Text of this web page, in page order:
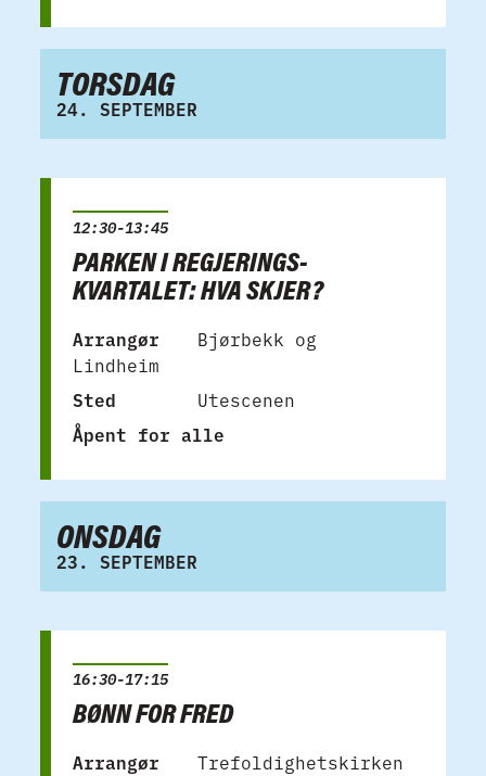
TORSDAG
24. SEPTEMBER
12:30-13:45
PARKEN I REGJERINGS­
KVARTALET: HVA SKJER?
Arrangør
Bjørbekk og
Lindheim
Sted
Utescenen
Åpent for alle
ONSDAG
23. SEPTEMBER
16:30-17:15
BØNN FOR FRED
Arrangør Trefoldighetskirken